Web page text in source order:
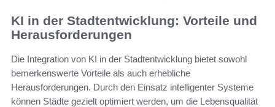
KI in der Stadtentwicklung: Vorteile und
Herausforderungen
Die Integration von KI in der Stadtentwicklung bietet sowohl
bemerkenswerte Vorteile als auch erhebliche
Herausforderungen. Durch den Einsatz intelligenter Systeme
können Städte gezielt optimiert werden, um die Lebensqualität